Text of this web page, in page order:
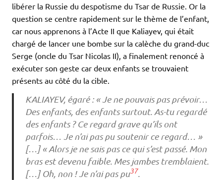
libérer la Russie du despotisme du Tsar de Russie. Or la
question se centre rapidement sur le thème de l’enfant,
car nous apprenons à l’Acte II que Kaliayev, qui était
chargé de lancer une bombe sur la calèche du grand-duc
Serge (oncle du Tsar Nicolas II), a finalement renoncé à
exécuter son geste car deux enfants se trouvaient
présents au côté du la cible.
KALIAYEV, égaré : « Je ne pouvais pas prévoir…
Des enfants, des enfants surtout. As-tu regardé
des enfants ? Ce regard grave qu’ils ont
parfois… Je n’ai pas pu soutenir ce regard… »
[…] « Alors je ne sais pas ce qui s’est passé. Mon
bras est devenu faible. Mes jambes tremblaient.
[…] Oh, non ! Je n’ai pas pu37.